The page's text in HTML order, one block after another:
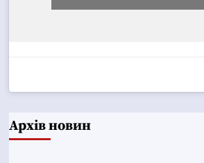
Архів новин